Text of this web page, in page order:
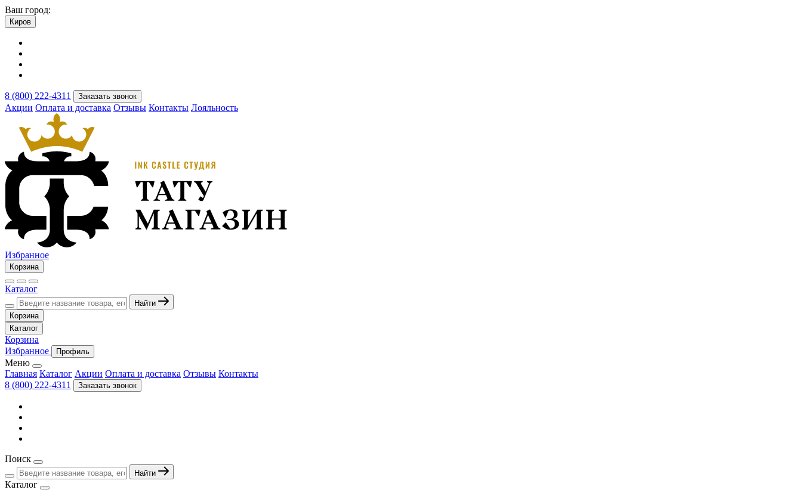
Ваш город:
Киров
8 (800) 222-4311 Заказать звонок
Акции Оплата и доставка Отзывы Контакты Лояльность
Избранное
Корзина
Каталог
Найти
Корзина
Каталог
Корзина
Избранное
Профиль
Меню
Главная Каталог Акции Оплата и доставка Отзывы Контакты
8 (800) 222-4311
Заказать звонок
Поиск
Найти
Каталог